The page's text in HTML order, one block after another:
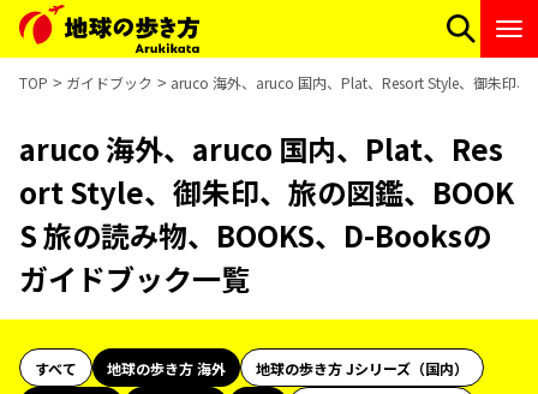
TOP ガイドブック aruco 海外、aruco 国内、Plat、Resort Style、御朱印
aruco 海外、aruco 国内、Plat、Res
ort Style、御朱印、旅の図鑑、BOOK
S 旅の読み物、BOOKS、D-Booksの
ガイドブック一覧
すべて 地球の歩き方 海外
地球の歩き方 Jシリーズ（国内）